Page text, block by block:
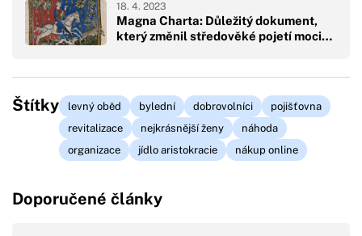
Magna Charta: Důležitý dokument,
který změnil středověké pojetí moci…
18. 4. 2023
Štítky levný oběd bylední dobrovolníci
pojišťovna
revitalizace
nejkrásnější ženy
náhoda
organizace
jídlo aristokracie nákup online
Doporučené články